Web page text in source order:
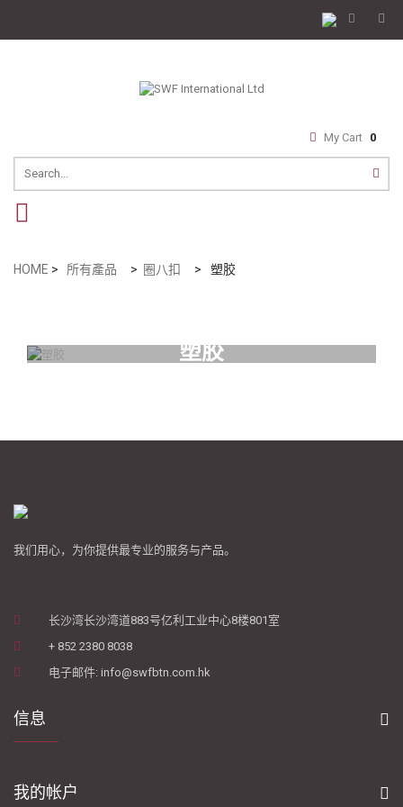
My Cart 0
HOME > 所有產品 > 圈八扣 > 塑胶
塑胶
我们用心，为你提供最专业的服务与产品。
长沙湾长沙湾道883号亿利工业中心8楼801室
+ 852 2380 8038
电子邮件: info@swfbtn.com.hk
信息
我的帐户